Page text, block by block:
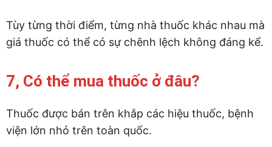
Tùy từng thời điểm, từng nhà thuốc khác nhau mà
giá thuốc có thể có sự chênh lệch không đáng kể.
7, Có thể mua thuốc ở đâu?
Thuốc được bán trên khắp các hiệu thuốc, bệnh
viện lớn nhỏ trên toàn quốc.